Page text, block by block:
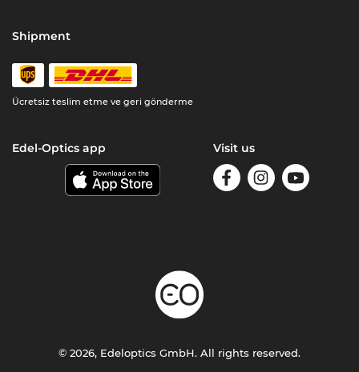
Shipment
Ücretsiz teslim etme ve geri gönderme
Edel-Optics app Visit us
© 2026, Edeloptics GmbH. All rights reserved.